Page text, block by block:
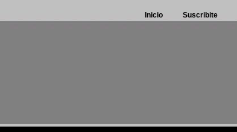
Inicio Suscribite